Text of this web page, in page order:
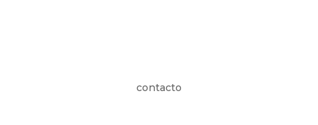
contacto